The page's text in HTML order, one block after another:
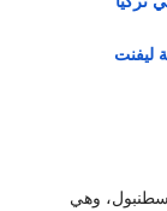
ليفنت
وهي